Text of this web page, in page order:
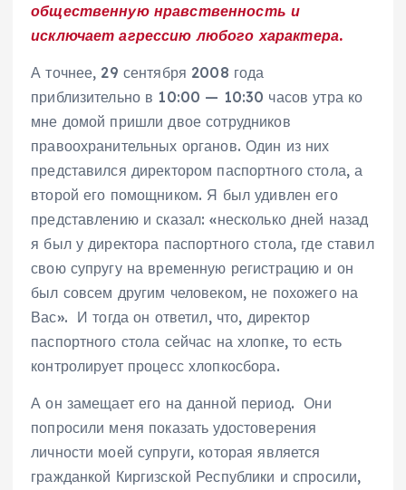
общественную нравственность и
исключает агрессию любого характера.
А точнее, 29 сентября 2008 года
приблизительно в 10:00 — 10:30 часов утра ко
мне домой пришли двое сотрудников
правоохранительных органов. Один из них
представился директором паспортного стола, а
второй его помощником. Я был удивлен его
представлению и сказал: «несколько дней назад
я был у директора паспортного стола, где ставил
свою супругу на временную регистрацию и он
был совсем другим человеком, не похожего на
Вас». И тогда он ответил, что, директор
паспортного стола сейчас на хлопке, то есть
контролирует процесс хлопкосбора.
А он замещает его на данной период. Они
попросили меня показать удостоверения
личности моей супруги, которая является
гражданкой Киргизской Республики и спросили,